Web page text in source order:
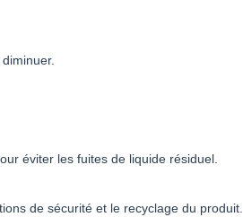
éviter les fuites de liquide résiduel.
de sécurité et le recyclage du produit.